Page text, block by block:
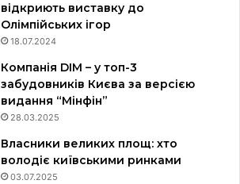
відкриють виставку до
Олімпійських ігор
18.07.2024
Компанія DIM – у топ-3
забудовників Києва за версією
видання “Мінфін”
28.03.2025
Власники великих площ: хто
володіє київськими ринками
03.07.2025